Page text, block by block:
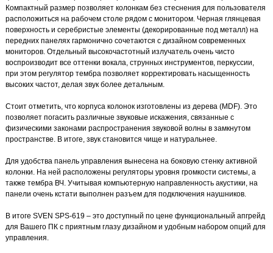
Компактный размер позволяет колонкам без стеснения для пользователя
расположиться на рабочем столе рядом с монитором. Черная глянцевая
поверхность и серебристые элементы (декорированные под металл) на
передних панелях гармонично сочетаются с дизайном современных
мониторов. Отдельный высокочастотный излучатель очень чисто
воспроизводит все оттенки вокала, струнных инструментов, перкуссии,
при этом регулятор тембра позволяет корректировать насыщенность
высоких частот, делая звук более детальным.
Стоит отметить, что корпуса колонок изготовлены из дерева (MDF). Это
позволяет погасить различные звуковые искажения, связанные с
физическими законами распространения звуковой волны в замкнутом
пространстве. В итоге, звук становится чище и натуральнее.
Для удобства панель управления вынесена на боковую стенку активной
колонки. На ней расположены регуляторы уровня громкости системы, а
также тембра ВЧ. Учитывая компьютерную направленность акустики, на
панели очень кстати выполнен разъем для подключения наушников.
В итоге SVEN SPS-619 – это доступный по цене функциональный апгрейд
для Вашего ПК с приятным глазу дизайном и удобным набором опций для
управления.